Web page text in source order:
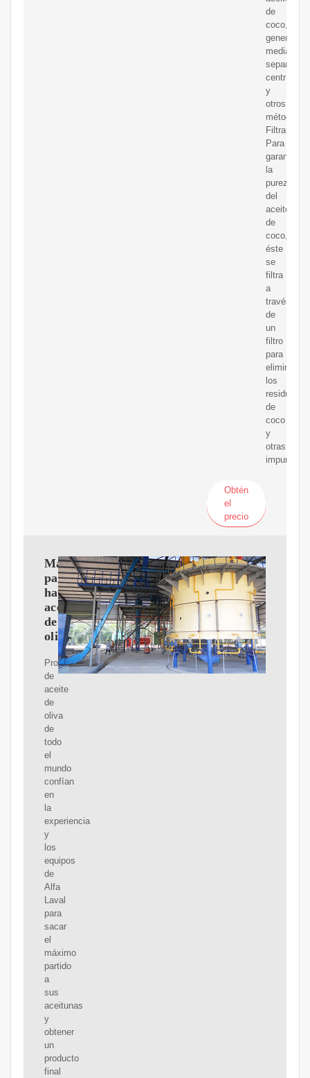
de
coco,
mediante
separación
centrífuga
y
otros
métodos.
Filtrar:
Para
garantizar
la
pureza
del
aceite
de
coco,
éste
se
filtra
a
través
de
un
filtro
para
eliminar
los
residuos
de
coco
y
otras
impurezas.
Obtén
el
precio
Maquinaria
para
hacer
aceite
de
oliva
Productores
de
aceite
de
oliva
de
todo
el
mundo
confían
en
la
experiencia
y
los
equipos
de
Alfa
Laval
para
sacar
el
máximo
partido
a
sus
aceitunas
y
obtener
un
producto
final